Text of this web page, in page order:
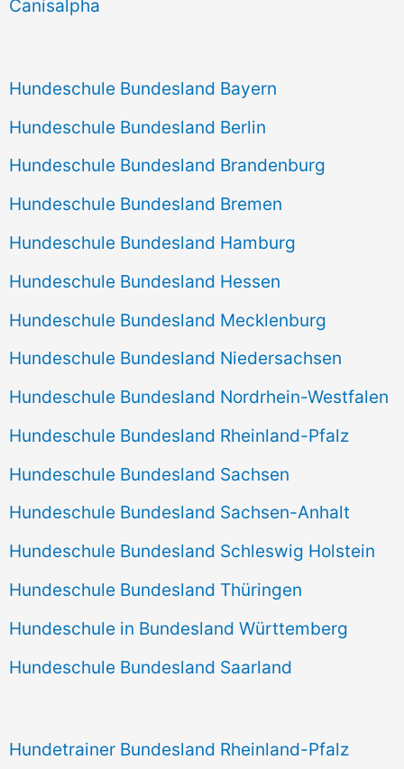
Canisalpha
Hundeschule Bundesland Bayern
Hundeschule Bundesland Berlin
Hundeschule Bundesland Brandenburg
Hundeschule Bundesland Bremen
Hundeschule Bundesland Hamburg
Hundeschule Bundesland Hessen
Hundeschule Bundesland Mecklenburg
Hundeschule Bundesland Niedersachsen
Hundeschule Bundesland Nordrhein-Westfalen
Hundeschule Bundesland Rheinland-Pfalz
Hundeschule Bundesland Sachsen
Hundeschule Bundesland Sachsen-Anhalt
Hundeschule Bundesland Schleswig Holstein
Hundeschule Bundesland Thüringen
Hundeschule in Bundesland Württemberg
Hundeschule Bundesland Saarland
Hundetrainer Bundesland Rheinland-Pfalz